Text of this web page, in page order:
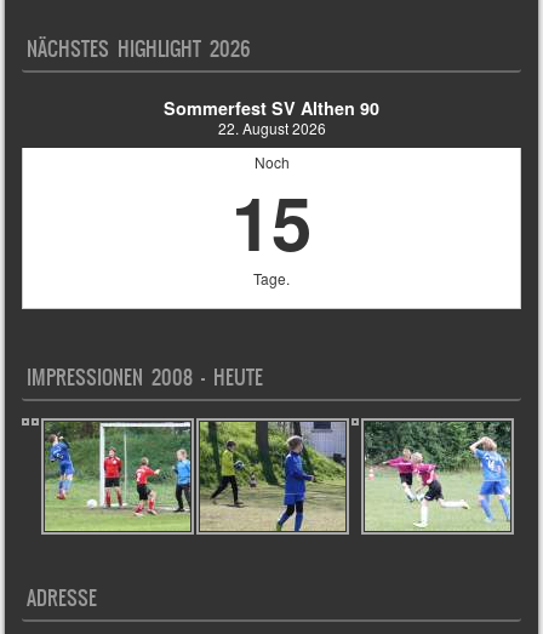
NÄCHSTES HIGHLIGHT 2026
Sommerfest SV Althen 90
22. August 2026
Noch
15
Tage.
IMPRESSIONEN 2008 – HEUTE
ADRESSE